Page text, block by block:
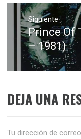
Siguiente
Entrada
siguiente:
Prince Of
– 1981)
DEJA UNA
Tu dirección de